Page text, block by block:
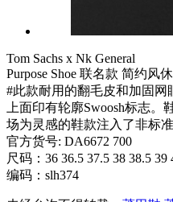
Tom Sachs x Nk General
Purpose Shoe 联名款 简约风
#此款耐用的翻毛皮和加固网
上面印有轮廓Swoosh标志
场为灵感的鞋款注入了非标准
官方货号: DA6672 700
尺码：36 36.5 37.5 38 38.5 39
编码：slh374